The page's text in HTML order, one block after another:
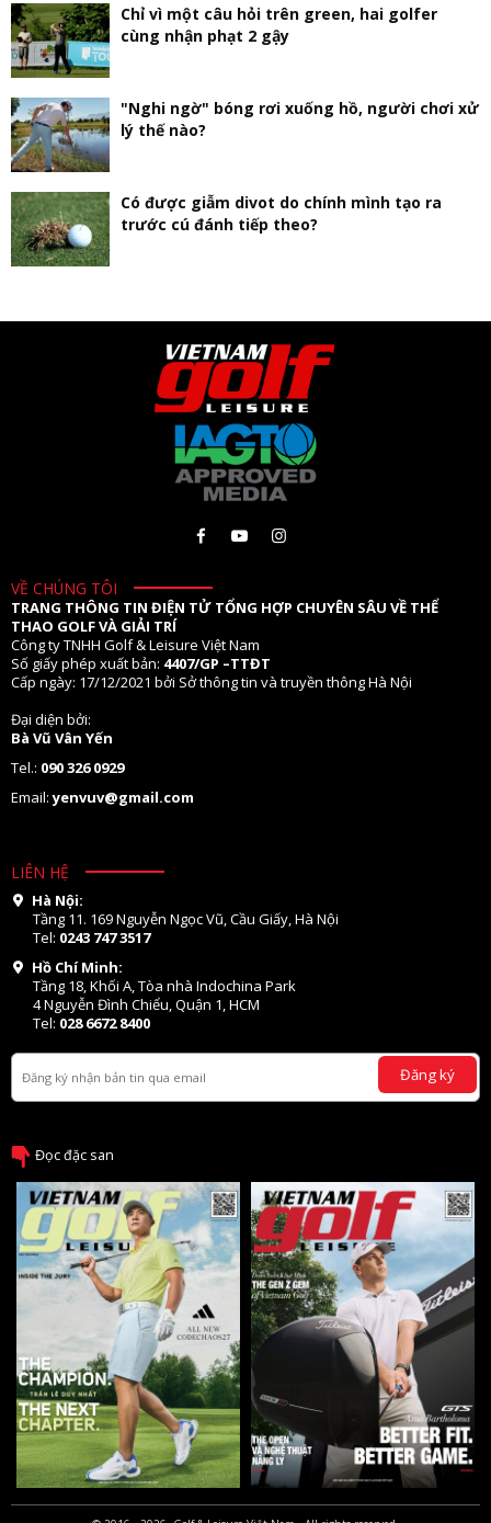
Chỉ vì một câu hỏi trên green, hai golfer
cùng nhận phạt 2 gậy
"Nghi ngờ" bóng rơi xuống hồ, người chơi xử
lý thế nào?
Có được giẫm divot do chính mình tạo ra
trước cú đánh tiếp theo?
VỀ CHÚNG TÔI
TRANG THÔNG TIN ĐIỆN TỬ TỔNG HỢP CHUYÊN SÂU VỀ THỂ
THAO GOLF VÀ GIẢI TRÍ
Công ty TNHH Golf & Leisure Việt Nam
Số giấy phép xuất bản: 4407/GP –TTĐT
Cấp ngày: 17/12/2021 bởi Sở thông tin và truyền thông Hà Nội
Đại diện bởi:
Bà Vũ Vân Yến
Tel.: 090 326 0929
Email:yenvuv@gmail.com
LIÊN HỆ
Hà Nội:
Tầng 11. 169 Nguyễn Ngọc Vũ, Cầu Giấy, Hà Nội
Tel: 0243 747 3517
Hồ Chí Minh:
Tầng 18, Khối A, Tòa nhà Indochina Park
4 Nguyễn Đình Chiểu, Quận 1, HCM
Tel: 028 6672 8400
Đăng ký
Đọc đặc san